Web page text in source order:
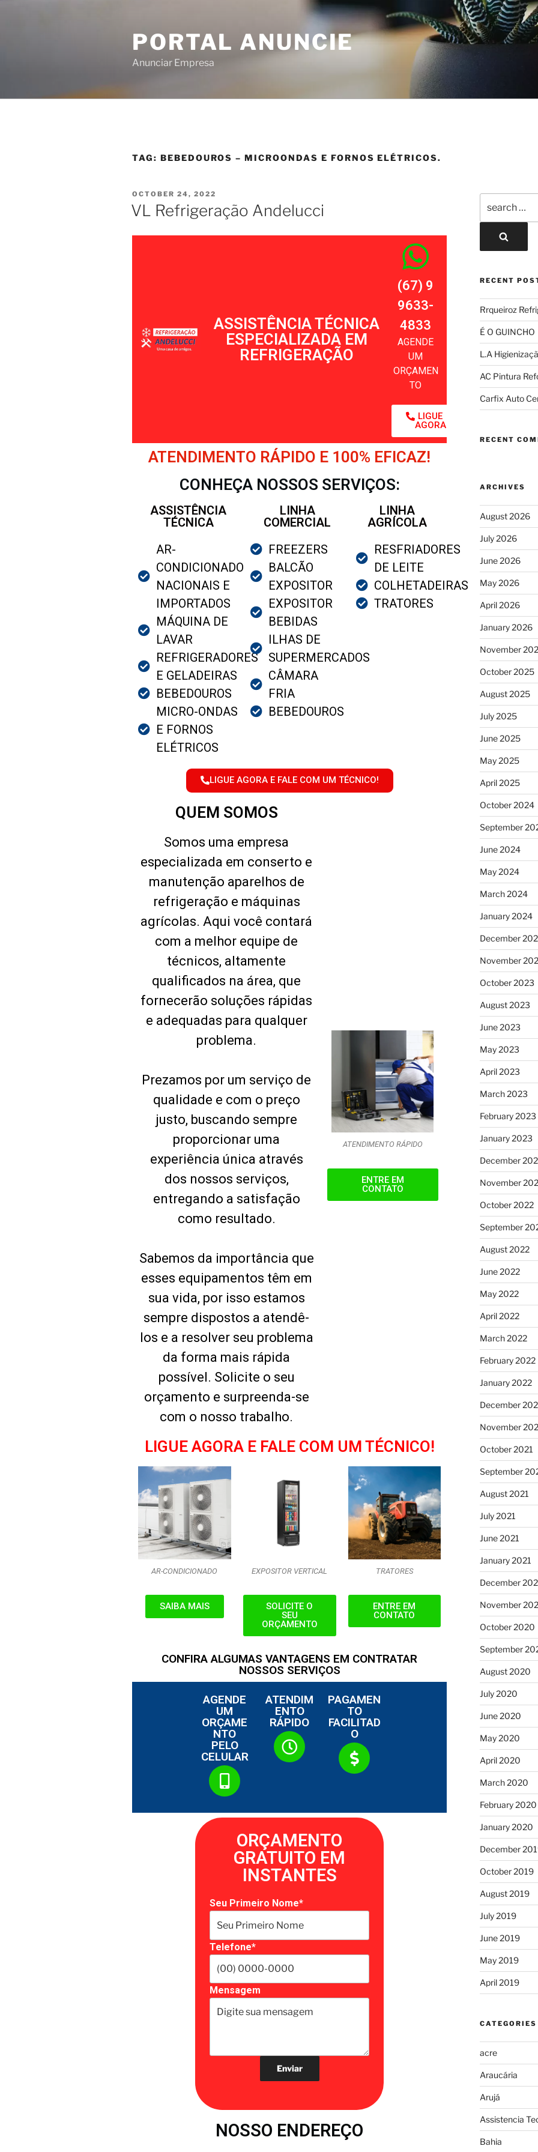
PORTAL ANUNCIE
Anunciar Empresa
TAG: BEBEDOUROS – MICROONDAS E FORNOS ELÉTRICOS.
OCTOBER 24, 2022
VL Refrigeração Andelucci
ASSISTÊNCIA TÉCNICA
ESPECIALIZADA EM
REFRIGERAÇÃO
(67) 9
9633-
4833
AGENDE
UM
ORÇAMEN
TO
LIGUE
AGORA
ATENDIMENTO RÁPIDO E 100% EFICAZ!
CONHEÇA NOSSOS SERVIÇOS:
ASSISTÊNCIA
TÉCNICA
AR-
CONDICIONADO
NACIONAIS E
IMPORTADOS
MÁQUINA DE
LAVAR
REFRIGERADORES
E GELADEIRAS
BEBEDOUROS
MICRO-ONDAS
E FORNOS
ELÉTRICOS
LINHA
COMERCIAL
FREEZERS
BALCÃO
EXPOSITOR
EXPOSITOR
BEBIDAS
ILHAS DE
SUPERMERCADOS
CÂMARA
FRIA
BEBEDOUROS
LINHA
AGRÍCOLA
RESFRIADORES
DE LEITE
COLHETADEIRAS
TRATORES
LIGUE AGORA E FALE COM UM TÉCNICO!
QUEM SOMOS
Somos uma empresa
especializada em conserto e
manutenção aparelhos de
refrigeração e máquinas
agrícolas. Aqui você contará
com a melhor equipe de
técnicos, altamente
qualificados na área, que
fornecerão soluções rápidas
e adequadas para qualquer
problema.
Prezamos por um serviço de
qualidade e com o preço
justo, buscando sempre
proporcionar uma
experiência única através
dos nossos serviços,
entregando a satisfação
como resultado.
Sabemos da importância que
esses equipamentos têm em
sua vida, por isso estamos
sempre dispostos a atendê-
los e a resolver seu problema
da forma mais rápida
possível. Solicite o seu
orçamento e surpreenda-se
com o nosso trabalho.
ATENDIMENTO RÁPIDO
ENTRE EM
CONTATO
LIGUE AGORA E FALE COM UM TÉCNICO!
AR-CONDICIONADO
SAIBA MAIS
EXPOSITOR VERTICAL
SOLICITE O
SEU
ORÇAMENTO
TRATORES
ENTRE EM
CONTATO
CONFIRA ALGUMAS VANTAGENS EM CONTRATAR
NOSSOS SERVIÇOS
AGENDE
UM
ORÇAME
NTO
PELO
CELULAR
ATENDIM
ENTO
RÁPIDO
PAGAMEN
TO
FACILITAD
O
ORÇAMENTO
GRATUITO EM
INSTANTES
Seu Primeiro Nome*
Telefone*
Mensagem
NOSSO ENDEREÇO
RECENT
Rrqueiroz
É O GUINCHO
L.A
AC Pintura
Carfix Auto
RECENT
ARCHIVES
August 2026
July 2026
June 2026
May 2026
April 2026
January 2026
November
October 2025
August 2025
July 2025
June 2025
May 2025
April 2025
October 2024
September
June 2024
May 2024
March 2024
January 2024
December
November
October 2023
August 2023
June 2023
May 2023
April 2023
March 2023
February 2023
January 2023
December
November
October 2022
September
August 2022
June 2022
May 2022
April 2022
March 2022
February 2022
January 2022
December
November
October 2021
September
August 2021
July 2021
June 2021
January 2021
December
November
October 2020
September
August 2020
July 2020
June 2020
May 2020
April 2020
March 2020
February 2020
January 2020
December
October 2019
August 2019
July 2019
June 2019
May 2019
April 2019
CATEGORIES
acre
Araucária
Arujá
Assistencia
Bahia